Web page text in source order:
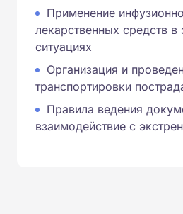
Применение
лекарственных средств в
ситуациях
Организация и
транспортировки
Правила ведения
взаимодействие с